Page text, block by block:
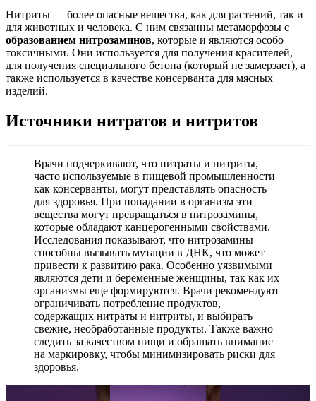
Нитриты — более опасные вещества, как для растений, так и
для животных и человека. С ним связанны метаморфозы с
образованием нитрозаминов, которые и являются особо
токсичными. Они используется для получения красителей,
для получения специального бетона (который не замерзает), а
также используется в качестве консерванта для мясных
изделий.
Источники нитратов и нитритов
Врачи подчеркивают, что нитраты и нитриты,
часто используемые в пищевой промышленности
как консерванты, могут представлять опасность
для здоровья. При попадании в организм эти
вещества могут превращаться в нитрозамины,
которые обладают канцерогенными свойствами.
Исследования показывают, что нитрозамины
способны вызывать мутации в ДНК, что может
привести к развитию рака. Особенно уязвимыми
являются дети и беременные женщины, так как их
организмы еще формируются. Врачи рекомендуют
ограничивать потребление продуктов,
содержащих нитраты и нитриты, и выбирать
свежие, необработанные продукты. Также важно
следить за качеством пищи и обращать внимание
на маркировку, чтобы минимизировать риски для
здоровья.